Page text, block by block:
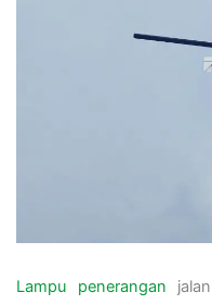
Lampu penerangan